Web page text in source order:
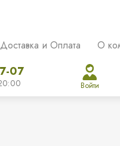
Доставка и Оплата О
07
Войти